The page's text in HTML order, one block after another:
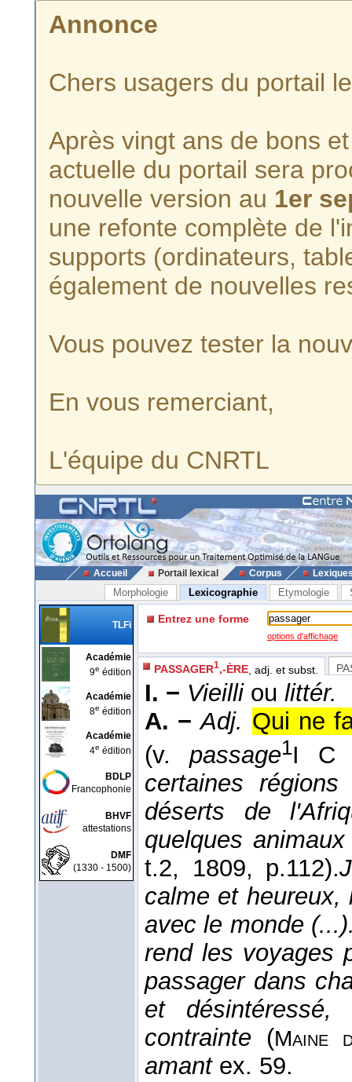
Annonce
Chers usagers du portail
Après vingt ans de bons
actuelle du portail sera
nouvelle version au 1er
une refonte complète de
supports (ordinateurs,
également de nouvelles
Vous pouvez tester la
En vous remerciant,
L'équipe du CNRTL
Accueil Portail lexical Corpus
Morphologie Lexicographie Etymologie
TLFi
Académie
9e édition
Académie
8e édition
Académie
4e édition
BDLP
Francophonie
BHVF
attestations
DMF
(1330 - 1500)
Entrez une forme
options d'affichage
PASSAGER1,-ÈRE , adj. et subst.
I. − Vieilliou littér.
A. − Adj. Qui ne
(v. passage1I C
certaines
déserts de
quelques
t.2, 1809, p.112).
calme et
avec le monde
rend les voyages
passager dans
et
contrainte (Maine
amantex. 59.